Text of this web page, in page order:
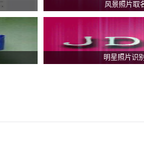
风景照片取
明星照片识